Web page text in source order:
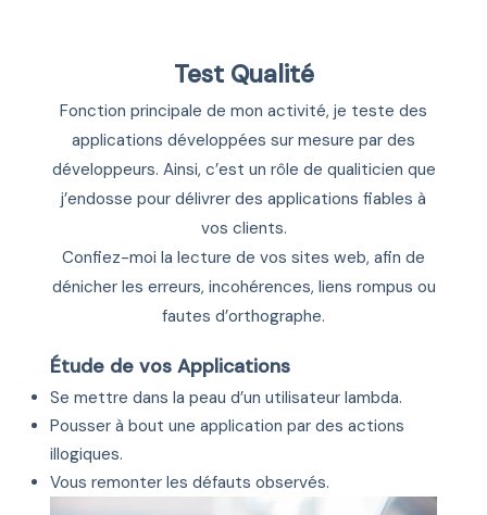
Test Qualité
Fonction principale de mon activité, je teste des
applications développées sur mesure par des
développeurs. Ainsi, c’est un rôle de qualiticien que
j’endosse pour délivrer des applications fiables à
vos clients.
Confiez-moi la lecture de vos sites web, afin de
dénicher les erreurs, incohérences, liens rompus ou
fautes d’orthographe.
Étude de vos Applications
Se mettre dans la peau d’un utilisateur lambda.
Pousser à bout une application par des actions
illogiques.
Vous remonter les défauts observés.